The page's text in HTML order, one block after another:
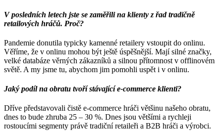
V posledních letech jste se zaměřili na klienty z řad tradičně
retailových hráčů. Proč?
Pandemie donutila typicky kamenné retailery vstoupit do onlinu.
Věříme, že v onlinu mohou být ještě úspěšnější. Mají silné značky,
velké databáze věrných zákazníků a silnou přítomnost v offlinovém
světě. A my jsme tu, abychom jim pomohli uspět i v onlinu.
Jaký podíl na obratu tvoří stávající e-commerce klienti?
Dříve představovali čistě e-commerce hráči většinu našeho obratu,
dnes to bude zhruba 25 – 30 %. Dnes jsou většími a rychleji
rostoucími segmenty právě tradiční retaileři a B2B hráči a výrobci.